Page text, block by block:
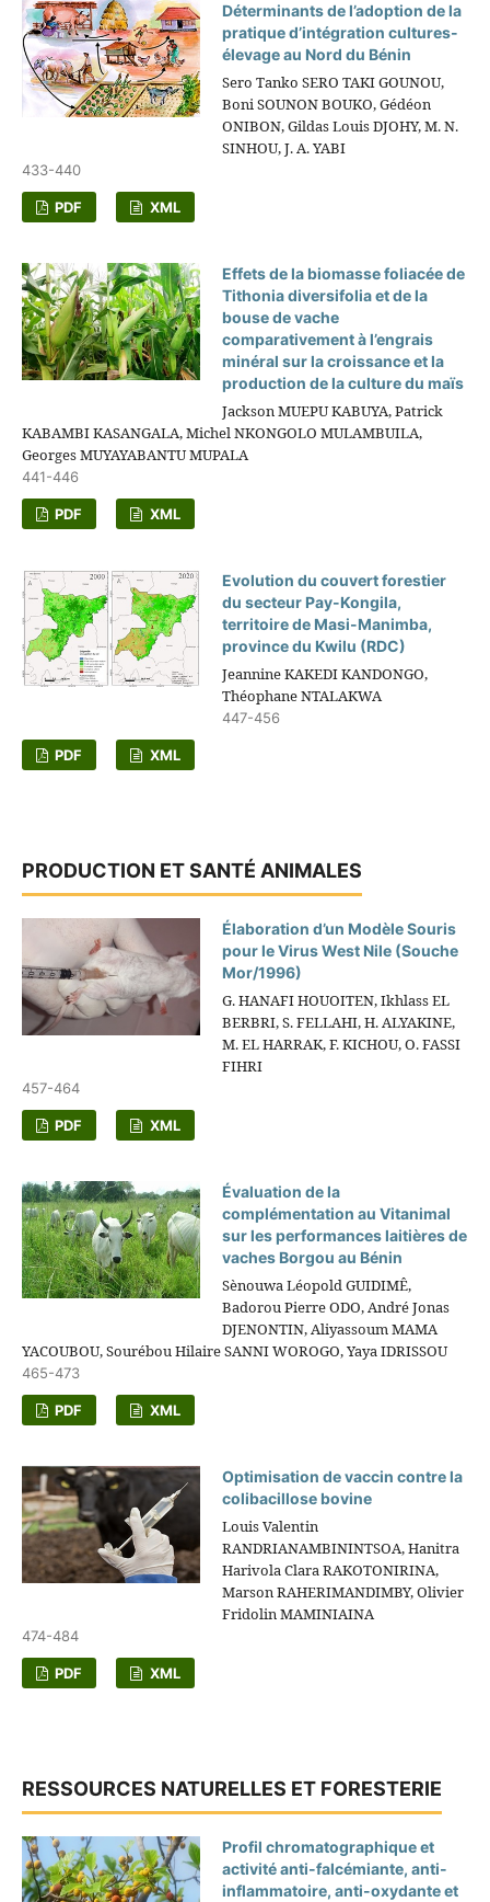
Déterminants de l’adoption de la
pratique d’intégration cultures-
élevage au Nord du Bénin
Sero Tanko SERO TAKI GOUNOU,
Boni SOUNON BOUKO, Gédéon
ONIBON, Gildas Louis DJOHY, M. N.
SINHOU, J. A. YABI
433-440
PDF XML
Effets de la biomasse foliacée de
Tithonia diversifolia et de la
bouse de vache
comparativement à l’engrais
minéral sur la croissance et la
production de la culture du maïs
Jackson MUEPU KABUYA, Patrick
KABAMBI KASANGALA, Michel NKONGOLO MULAMBUILA,
Georges MUYAYABANTU MUPALA
441-446
PDF XML
Evolution du couvert forestier
du secteur Pay-Kongila,
territoire de Masi-Manimba,
province du Kwilu (RDC)
Jeannine KAKEDI KANDONGO,
Théophane NTALAKWA
447-456
PDF XML
PRODUCTION ET SANTÉ ANIMALES
Élaboration d’un Modèle Souris
pour le Virus West Nile (Souche
Mor/1996)
G. HANAFI HOUOITEN, Ikhlass EL
BERBRI, S. FELLAHI, H. ALYAKINE,
M. EL HARRAK, F. KICHOU, O. FASSI
FIHRI
457-464
PDF XML
Évaluation de la
complémentation au Vitanimal
sur les performances laitières de
vaches Borgou au Bénin
Sènouwa Léopold GUIDIMÊ,
Badorou Pierre ODO, André Jonas
DJENONTIN, Aliyassoum MAMA
YACOUBOU, Sourébou Hilaire SANNI WOROGO, Yaya IDRISSOU
465-473
PDF XML
Optimisation de vaccin contre la
colibacillose bovine
Louis Valentin
RANDRIANAMBININTSOA, Hanitra
Harivola Clara RAKOTONIRINA,
Marson RAHERIMANDIMBY, Olivier
Fridolin MAMINIAINA
474-484
PDF XML
RESSOURCES NATURELLES ET FORESTERIE
Profil chromatographique et
activité anti-falcémiante, anti-
inflammatoire, anti-oxydante et